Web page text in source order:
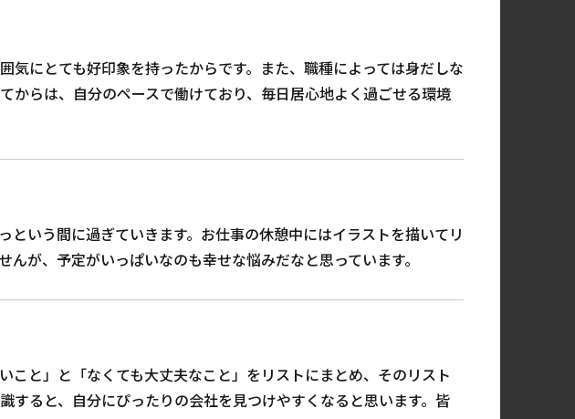
にとても好印象を持ったからです。また、職種によっては身だしな
らは、自分のペースで働けており、毎日居心地よく過ごせる環境
いう間に過ぎていきます。お仕事の休憩中にはイラストを描いてリ
が、予定がいっぱいなのも幸せな悩みだなと思っています。
と」と「なくても大丈夫なこと」をリストにまとめ、そのリスト
ると、自分にぴったりの会社を見つけやすくなると思います。皆